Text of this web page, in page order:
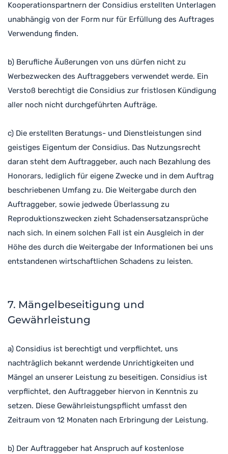
Kooperationspartnern der Considius erstellten Unterlagen
unabhängig von der Form nur für Erfüllung des Auftrages
Verwendung finden.
b) Berufliche Äußerungen von uns dürfen nicht zu
Werbezwecken des Auftraggebers verwendet werde. Ein
Verstoß berechtigt die Considius zur fristlosen Kündigung
aller noch nicht durchgeführten Aufträge.
c) Die erstellten Beratungs- und Dienstleistungen sind
geistiges Eigentum der Considius. Das Nutzungsrecht
daran steht dem Auftraggeber, auch nach Bezahlung des
Honorars, lediglich für eigene Zwecke und in dem Auftrag
beschriebenen Umfang zu. Die Weitergabe durch den
Auftraggeber, sowie jedwede Überlassung zu
Reproduktionszwecken zieht Schadensersatzansprüche
nach sich. In einem solchen Fall ist ein Ausgleich in der
Höhe des durch die Weitergabe der Informationen bei uns
entstandenen wirtschaftlichen Schadens zu leisten.
7. Mängelbeseitigung und
Gewährleistung
a) Considius ist berechtigt und verpflichtet, uns
nachträglich bekannt werdende Unrichtigkeiten und
Mängel an unserer Leistung zu beseitigen. Considius ist
verpflichtet, den Auftraggeber hiervon in Kenntnis zu
setzen. Diese Gewährleistungspflicht umfasst den
Zeitraum von 12 Monaten nach Erbringung der Leistung.
b) Der Auftraggeber hat Anspruch auf kostenlose